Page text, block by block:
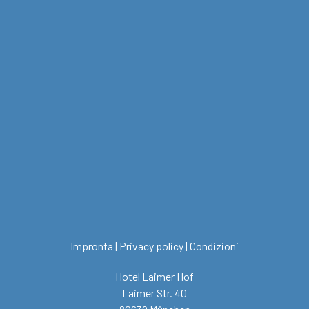
Impronta | Privacy policy| Condizioni
Hotel Laimer Hof
Laimer Str. 40